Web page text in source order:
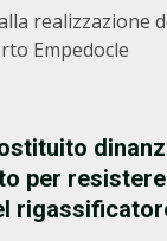
realizzazione
Empedocle
per